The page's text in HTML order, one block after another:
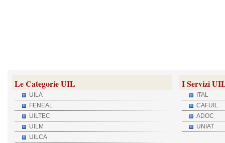
Le Categorie UIL
UILA
FENEAL
UILTEC
UILM
UILCA
I Servizi
ITAL
CAFUIL
ADOC
UNIAT